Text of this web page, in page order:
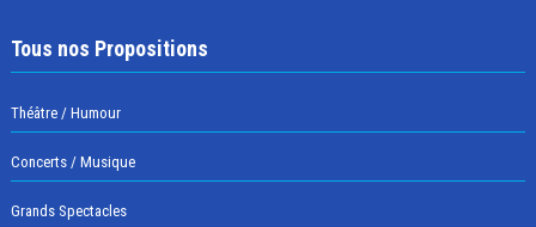
Tous nos Propositions
Théâtre / Humour
Concerts / Musique
Grands Spectacles